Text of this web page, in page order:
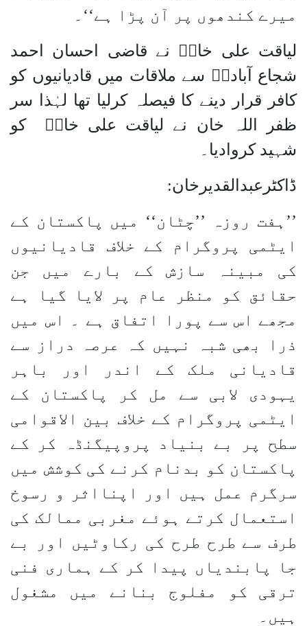
میرے کندھوں پر آن پڑا ہے‘‘۔
لیاقت علی خانؒ نے قاضی احسان احمد
شجاع آبادیؒ سے ملاقات میں قادیانیوں کو
کافر قرار دینے کا فیصلہ کرلیا تھا لہٰذا سر
ظفر اللہ خان نے لیاقت علی خانؒ کو
شہید کروادیا۔
ڈاکٹرعبدالقدیرخان:
’’ہفت روزہ ’’چٹان‘‘ میں پاکستان کے
ایٹمی پروگرام کے خلاف قادیانیوں
کی مبینہ سازش کے بارے میں جن
حقائق کو منظر عام پر لایا گیا ہے
مجھے اس سے پورا اتفاق ہے ۔ اس میں
ذرا بھی شبہ نہیں کہ عرصہ دراز سے
قادیانی ملک کے اندر اور باہر
یہودی لابی سے مل کر پاکستان کے
ایٹمی پروگرام کے خلاف بین الاقوامی
سطح پر بے بنیاد پروپیگنڈہ کر کے
پاکستان کو بدنام کرنے کی کوشش میں
سرگرم عمل ہیں اور اپنااثر و رسوخ
استعمال کرتے ہوئے مغربی ممالک کی
طرف سے طرح طرح کی رکاوٹیں اور بے
جا پابندیاں پیدا کر کے ہماری فنی
ترقی کو مفلوج بنانے میں مشغول
ہیں۔